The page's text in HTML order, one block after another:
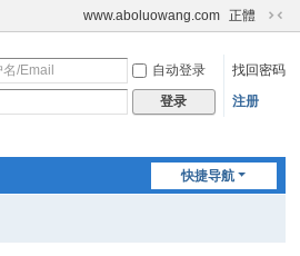
www.aboluowang.com 正體
切
到
自动登录
找回密码
登录 注册
快捷导航